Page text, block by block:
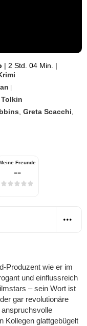
| 2 Std. 04 Min. |
|
,Greta Scacchi
Freunde
--
Produzent wie er im
und einflussreich
– sein Wort ist
gar revolutionäre
anspruchsvolle
Kollegen glattgebügelt